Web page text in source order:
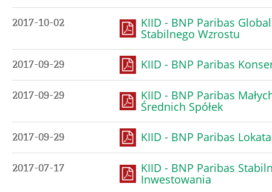
2017-10-02 KIID - BNP Paribas
Stabilnego Wzrostu
2017-09-29 KIID - BNP Paribas
2017-09-29 KIID - BNP Paribas
Średnich Spółek
2017-09-29 KIID - BNP Paribas
2017-07-17 KIID - BNP Paribas
Inwestowania